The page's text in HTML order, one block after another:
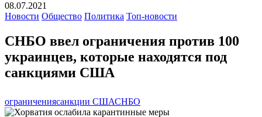
08.07.2021
Новости Общество Политика Топ-новости
СНБО ввел ограничения против 100
украинцев, которые находятся под
санкциями США
ограничениясанкции СШАСНБО